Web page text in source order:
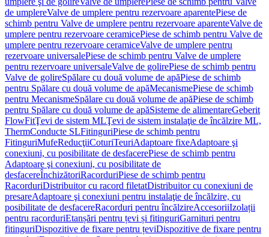
de umplereValve de umplere pentru rezervoare aparentePiese de
schimb pentru Valve de umplere pentru rezervoare aparenteValve de
umplere pentru rezervoare ceramicePiese de schimb pentru Valve de
umplere pentru rezervoare ceramiceValve de umplere pentru
rezervoare universalePiese de schimb pentru Valve de umplere
pentru rezervoare universaleValve de golirePiese de schimb pentru
Valve de golireSpălare cu două volume de apăPiese de schimb
pentru Spălare cu două volume de apăMecanismePiese de schimb
pentru MecanismeSpălare cu două volume de apăPiese de schimb
pentru Spălare cu două volume de apăSisteme de alimentareGeberit
FlowFitŢevi de sistem MLŢevi de sistem instalaţie de încălzire ML,
ThermConducte SLFitinguriPiese de schimb pentru
FitinguriMufeReducţiiCoturiTeuriAdaptoare fixeAdaptoare şi
conexiuni, cu posibilitate de desfacerePiese de schimb pentru
Adaptoare şi conexiuni, cu posibilitate de
desfacereÎnchizătoriRacorduriPiese de schimb pentru
RacorduriDistribuitor cu racord filetatDistribuitor cu conexiuni de
presareAdaptoare şi conexiuni pentru instalaţie de încălzire, cu
posibilitate de desfacereRacorduri pentru încălzireAccesoriiIzolații
pentru racorduriEtanșări pentru țevi și fitinguriGarnituri pentru
fitinguriDispozitive de fixare pentru țeviDispozitive de fixare pentru